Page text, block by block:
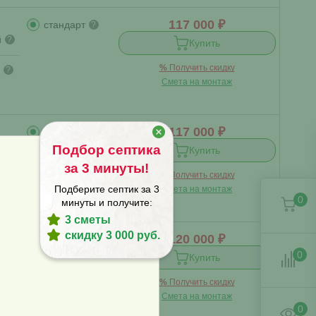
?
?
стандарт ? 117 000 ₽
Купить
% Получить скидку
Смета на монтаж
стандарт 117 000 ₽
Купить
Получить скидку
Смета на монтаж
стандарт ?
лонг
120 000 ₽
Купить
% Получить скидку
Смета на монтаж
0
0
0
Подбор септика
за 3 минуты!
Подберите септик за 3
минуты и получите:
3 сметы
скидку 3 000 руб.